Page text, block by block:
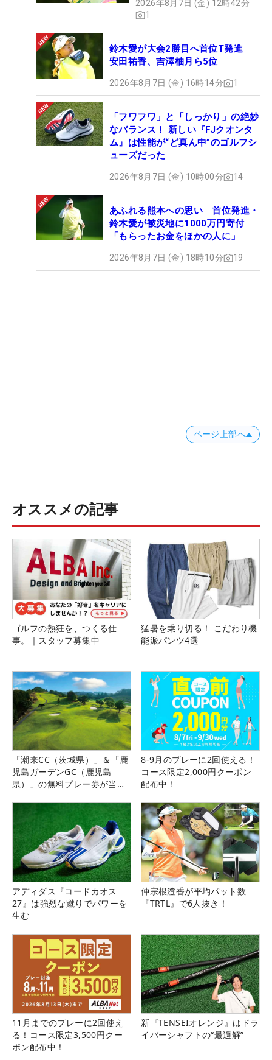
2026年8月7日 (金) 12時42分
1
鈴木愛が大会2勝目へ首位T発進
安田祐香、吉澤柚月ら5位
2026年8月7日 (金) 16時14分 1
「フワフワ」と「しっかり」の絶妙
なバランス！ 新しい『FJクオンタ
ム』は性能が“ど真ん中”のゴルフシ
ューズだった
2026年8月7日 (金) 10時00分 14
あふれる熊本への思い 首位発進・
鈴木愛が被災地に1000万円寄付
「もらったお金をほかの人に」
2026年8月7日 (金) 18時10分 19
ページ上部へ
オススメの記事
ゴルフの熱狂を、つくる仕
事。｜スタッフ募集中
猛暑を乗り切る！ こだわり機
能派パンツ4選
「潮来CC（茨城県）」＆「鹿
児島ガーデンGC（鹿児島
県）」の無料プレー券が当た
8-9月のプレーに2回使える！
コース限定2,000円クーポン
配布中！
アディダス『コードカオス
27』は強烈な蹴りでパワーを
生む
仲宗根澄香が平均パット数
『TRTL』で6人抜き！
11月までのプレーに2回使え
る！コース限定3,500円クー
ポン配布中！
新『TENSEIオレンジ』はドラ
イバーシャフトの“最適解”